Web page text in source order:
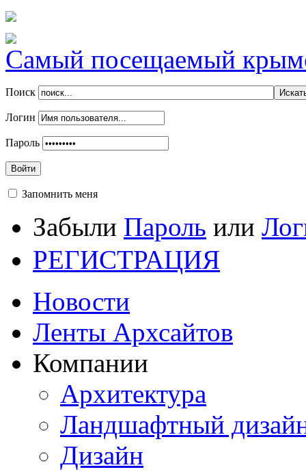
Самый посещаемый
Поиск
Логин
Пароль
Войти
Запомнить меня
Забыли Пароль или
РЕГИСТРАЦИЯ
Новости
Ленты Архсайтов
Компании
Архитектура
Ландшафтный
Дизайн